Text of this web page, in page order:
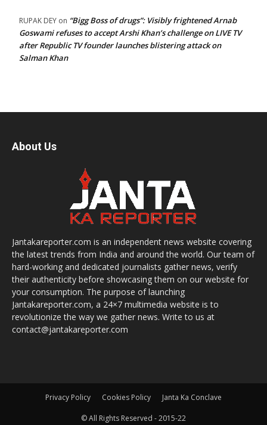
RUPAK DEY on “Bigg Boss of drugs”: Visibly frightened Arnab
Goswami refuses to accept Arshi Khan’s challenge on LIVE TV
after Republic TV founder launches blistering attack on
Salman Khan
About Us
Jantakareporter.com is an independent news website covering
the latest trends from India and around the world. Our team of
hard-working and dedicated journalists gather news, verify
their authenticity before showcasing them on our website for
your consumption. The purpose of launching
Jantakareporter.com, a 24×7 multimedia website is to
revolutionize the way we gather news. Write to us at
contact@jantakareporter.com
Privacy Policy Cookies Policy Janta Ka Conclave
© All Rights Reserved - 2015-22